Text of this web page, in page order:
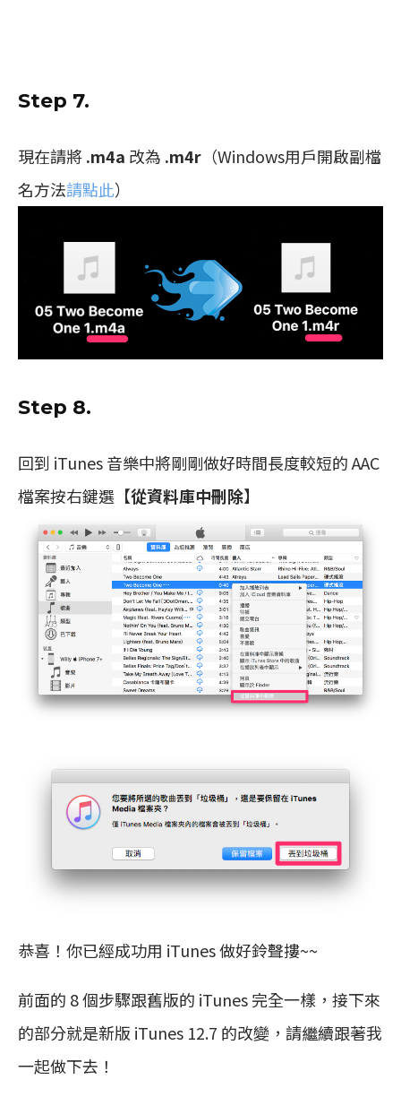
Step 7.
現在請將.m4a 改為 .m4r （Windows用戶開啟副檔
名方法請點此）
Step 8.
回到 iTunes 音樂中將剛剛做好時間長度較短的 AAC
檔案按右鍵選【從資料庫中刪除】
恭喜！你已經成功用 iTunes 做好鈴聲摟~~
前面的 8 個步驟跟舊版的 iTunes 完全一樣，接下來
的部分就是新版 iTunes 12.7 的改變，請繼續跟著我
一起做下去！